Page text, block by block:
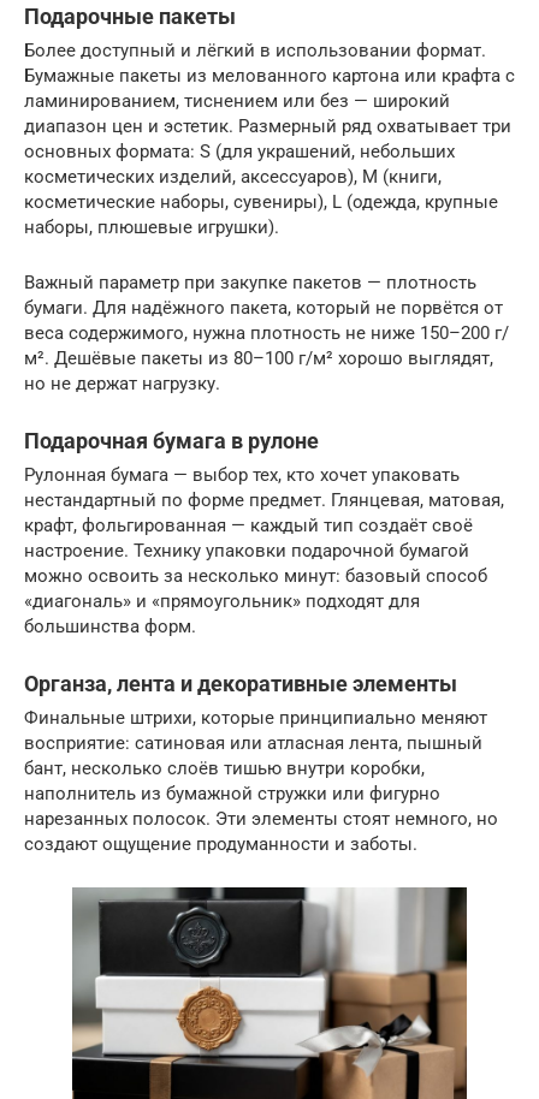
Подарочные пакеты
Более доступный и лёгкий в использовании формат.
Бумажные пакеты из мелованного картона или крафта с
ламинированием, тиснением или без — широкий
диапазон цен и эстетик. Размерный ряд охватывает три
основных формата: S (для украшений, небольших
косметических изделий, аксессуаров), M (книги,
косметические наборы, сувениры), L (одежда, крупные
наборы, плюшевые игрушки).
Важный параметр при закупке пакетов — плотность
бумаги. Для надёжного пакета, который не порвётся от
веса содержимого, нужна плотность не ниже 150–200 г/
м². Дешёвые пакеты из 80–100 г/м² хорошо выглядят,
но не держат нагрузку.
Подарочная бумага в рулоне
Рулонная бумага — выбор тех, кто хочет упаковать
нестандартный по форме предмет. Глянцевая, матовая,
крафт, фольгированная — каждый тип создаёт своё
настроение. Технику упаковки подарочной бумагой
можно освоить за несколько минут: базовый способ
«диагональ» и «прямоугольник» подходят для
большинства форм.
Органза, лента и декоративные элементы
Финальные штрихи, которые принципиально меняют
восприятие: сатиновая или атласная лента, пышный
бант, несколько слоёв тишью внутри коробки,
наполнитель из бумажной стружки или фигурно
нарезанных полосок. Эти элементы стоят немного, но
создают ощущение продуманности и заботы.